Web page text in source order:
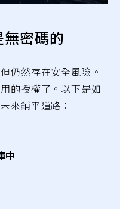
密碼的
仍然存在安全風險。
的授權了。以下是如
來鋪平道路：
中